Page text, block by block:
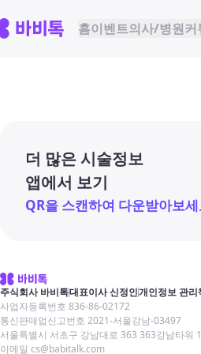
홈이벤트의사/병원커
더 많은 시술정보
앱에서 보기
QR을 스캔하여 다운받아보세
주식회사 바비톡대표이사 신정인개인정보 관리
사업자등록번호 836-86-02172
통신판매업신고번호 2021-서울강남-03497
서울특별시 서초구 강남대로 363 363강남타워
이메일 cs@babitalk.com